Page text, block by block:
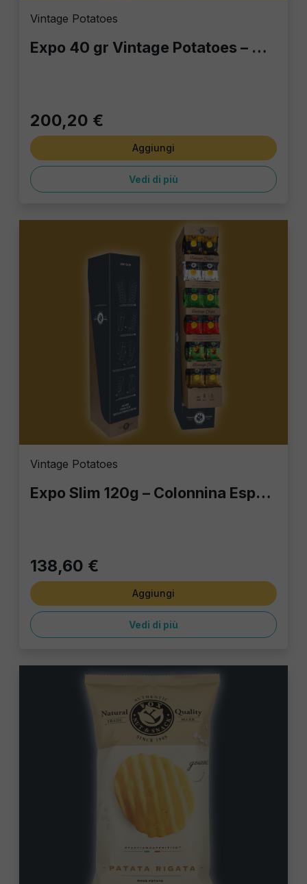
Vintage Potatoes
Expo 40 gr Vintage Potatoes – Colonnina Espositiva con 140 Buste da 40g | Patatine Gourmet per Bar, Locali e Casa
200,20 €
Aggiungi
Vedi di più
Vintage Potatoes
Expo Slim 120g – Colonnina Espositiva con 60 Buste Assortite | Patatine Gourmet per Bar, Locali e Casa
138,60 €
Aggiungi
Vedi di più